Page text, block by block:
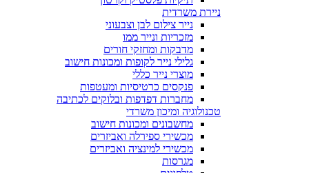
ניירת משרדית
נייר צילום לבן וצבעוני
מזכריות ונייר ממו
מדבקות ומחזקי חורים
גלילי נייר לקופות ומכונות חישוב
מוצרי נייר כללי
פנקסים כרטיסיות ומעטפות
מחברות דפדפות ובלוקים לכתיבה
טכנולוגיה ומיכון משרדי
מחשבונים ומכונות חישוב
מכשירי ספירלה ואביזרים
מכשירי למינציה ואביזרים
מגרסות